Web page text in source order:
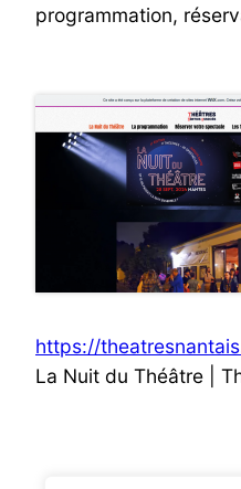
programmation,
https://
La Nuit du Théâtre |